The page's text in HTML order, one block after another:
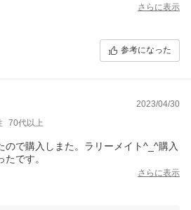
さらに表示
参考になった
2023/04/30
70代以上
ので購入しまた。ラリーメイト^_^購入
です。
さらに表示